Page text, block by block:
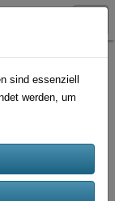
sind essenziell
werden, um